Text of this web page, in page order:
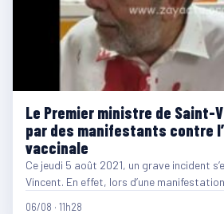
Le Premier ministre de Saint-
par des manifestants contre
vaccinale
Ce jeudi 5 août 2021, un grave incident
Vincent. En effet, lors d’une
06/08 · 11h28